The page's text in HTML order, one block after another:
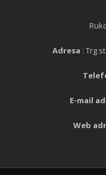
Adresa : Trg
E-mail
Web